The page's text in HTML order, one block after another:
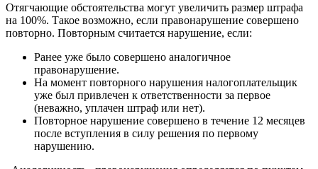
Отягчающие обстоятельства могут увеличить размер штрафа
на 100%. Такое возможно, если правонарушение совершено
повторно. Повторным считается нарушение, если:
Ранее уже было совершено аналогичное
правонарушение.
На момент повторного нарушения налогоплательщик
уже был привлечен к ответственности за первое
(неважно, уплачен штраф или нет).
Повторное нарушение совершено в течение 12 месяцев
после вступления в силу решения по первому
нарушению.